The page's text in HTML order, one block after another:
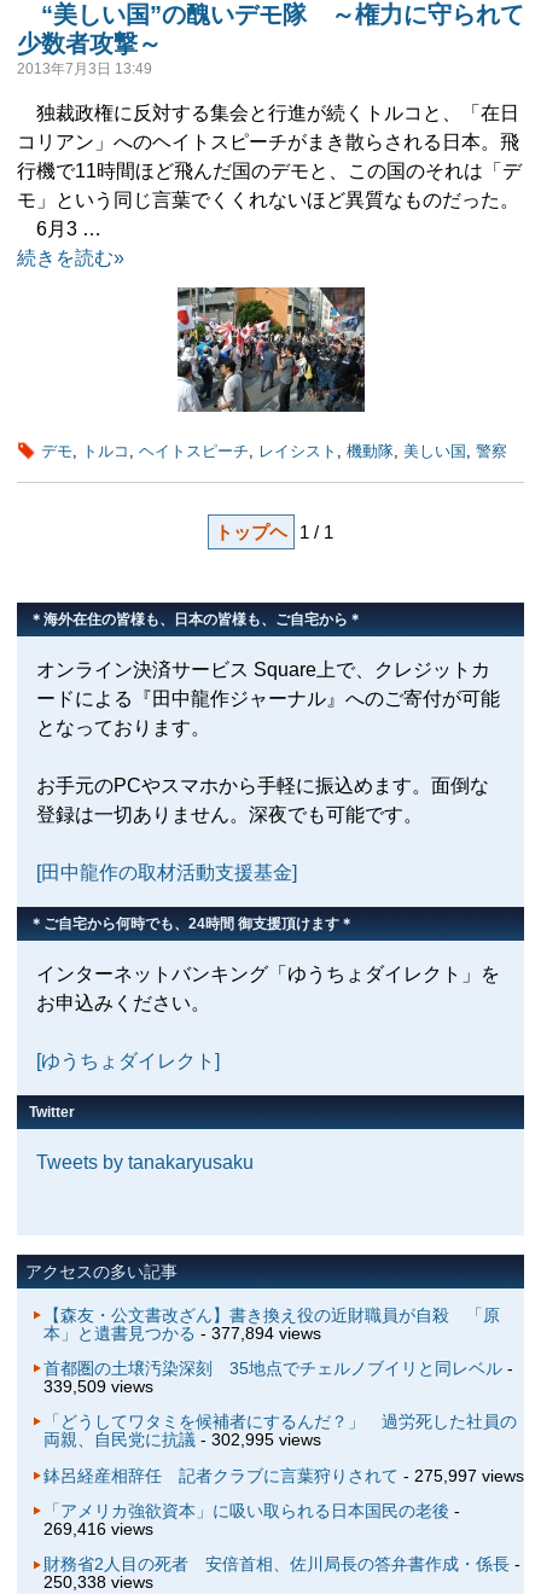
“美しい国”の醜いデモ隊 ～権力に守られて
少数者攻撃～
2013年7月3日 13:49
独裁政権に反対する集会と行進が続くトルコと、「在日
コリアン」へのヘイトスピーチがまき散らされる日本。飛
行機で11時間ほど飛んだ国のデモと、この国のそれは「デ
モ」という同じ言葉でくくれないほど異質なものだった。
6月3 …
続きを読む»
デモ, トルコ , ヘイトスピーチ, レイシスト , 機動隊, 美しい国 , 警察
トップヘ 1 / 1
＊海外在住の皆様も、日本の皆様も、ご自宅から＊
オンライン決済サービス Square上で、クレジットカ
ードによる『田中龍作ジャーナル』へのご寄付が可能
となっております。
お手元のPCやスマホから手軽に振込めます。面倒な
登録は一切ありません。深夜でも可能です。
[田中龍作の取材活動支援基金]
＊ご自宅から何時でも、24時間 御支援頂けます＊
インターネットバンキング「ゆうちょダイレクト」を
お申込みください。
[ゆうちょダイレクト]
Twitter
Tweets by tanakaryusaku
アクセスの多い記事
【森友・公文書改ざん】書き換え役の近財職員が自殺 「原
本」と遺書見つかる - 377,894 views
首都圏の土壌汚染深刻 35地点でチェルノブイリと同レベル-
339,509 views
「どうしてワタミを候補者にするんだ？」 過労死した社員の
両親、自民党に抗議- 302,995 views
鉢呂経産相辞任 記者クラブに言葉狩りされて - 275,997 views
「アメリカ強欲資本」に吸い取られる日本国民の老後 -
269,416 views
財務省2人目の死者 安倍首相、佐川局長の答弁書作成・係長-
250,338 views